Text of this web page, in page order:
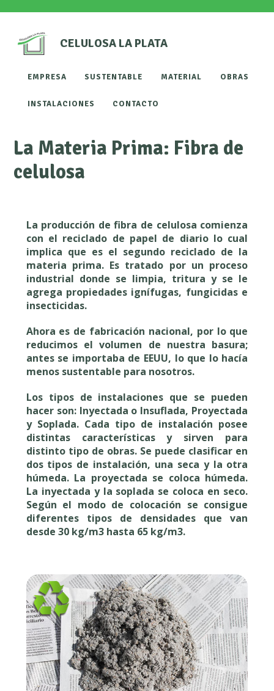
CELULOSA LA PLATA
EMPRESA SUSTENTABLE MATERIAL OBRAS
INSTALACIONES CONTACTO
La Materia Prima: Fibra de
celulosa
La producción de fibra de celulosa comienza
con el reciclado de papel de diario lo cual
implica que es el segundo reciclado de la
materia prima. Es tratado por un proceso
industrial donde se limpia, tritura y se le
agrega propiedades ignífugas, fungicidas e
insecticidas.
Ahora es de fabricación nacional, por lo que
reducimos el volumen de nuestra basura;
antes se importaba de EEUU, lo que lo hacía
menos sustentable para nosotros.
Los tipos de instalaciones que se pueden
hacer son: Inyectada o Insuflada, Proyectada
y Soplada. Cada tipo de instalación posee
distintas características y sirven para
distinto tipo de obras. Se puede clasificar en
dos tipos de instalación, una seca y la otra
húmeda. La proyectada se coloca húmeda.
La inyectada y la soplada se coloca en seco.
Según el modo de colocación se consigue
diferentes tipos de densidades que van
desde 30 kg/m3 hasta 65 kg/m3.